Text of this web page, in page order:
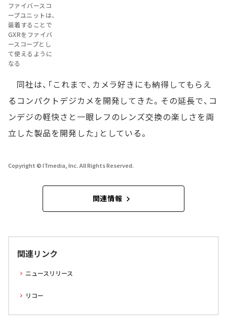
ファイバースコ
ープユニットは、
装着することで
GXRをファイバ
ースコープとし
て使えるように
なる
同社は、「これまで、カメラ好きにも納得してもらえ
るコンパクトデジカメを開発してきた。その延長で、コ
ンデジの軽快さと一眼レフのレンズ交換の楽しさを両
立した製品を開発した」としている。
Copyright © ITmedia, Inc. All Rights Reserved.
関連情報
関連リンク
ニュースリリース
リコー